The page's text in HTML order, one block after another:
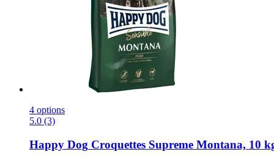
4 options
5.0 (3)
Happy Dog Croquettes Supreme Montana, 10